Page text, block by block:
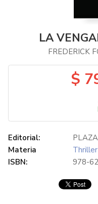
LA
FREDERICK
$
Editorial:
Materia
ISBN:
978-